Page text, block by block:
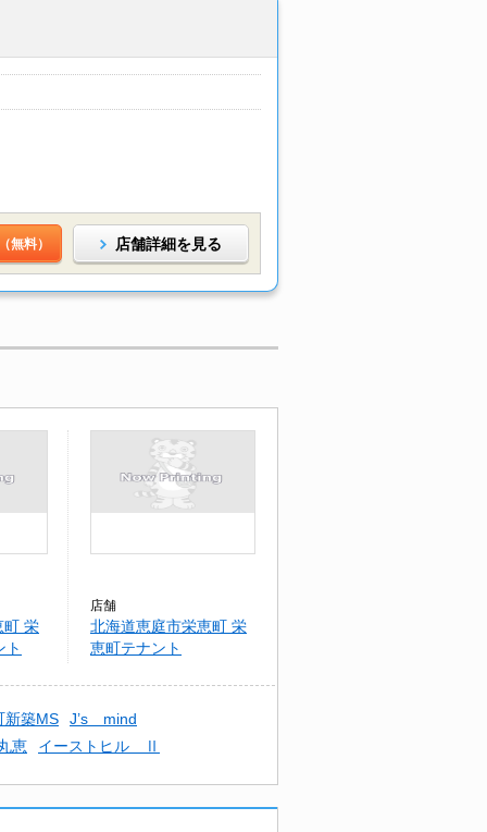
無料） 店舗詳細を見る
町 栄
ト
店舗
北海道恵庭市栄恵町 栄
恵町テナント
新築MS
J’s mind
恵 イーストヒル Ⅱ